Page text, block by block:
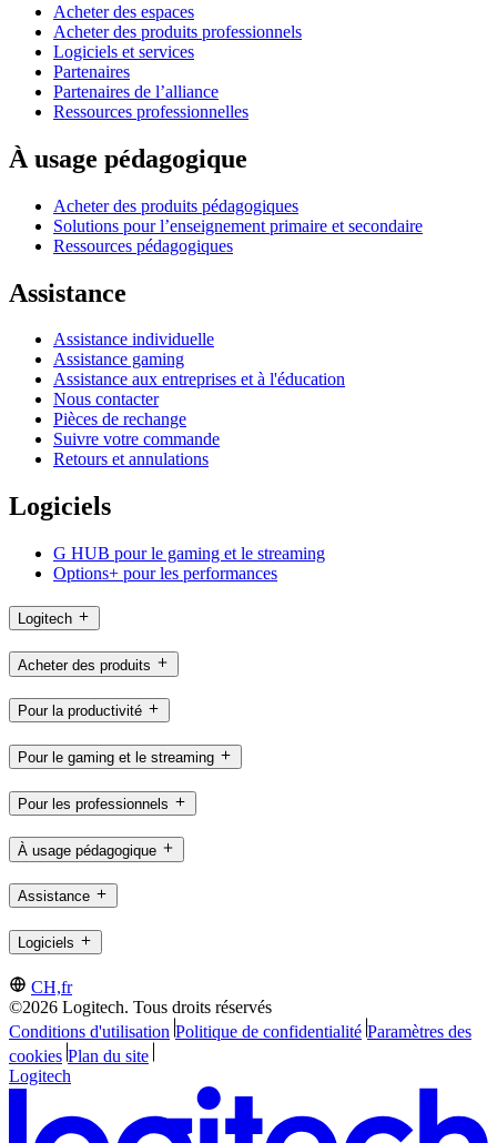
Acheter des espaces
Acheter des produits professionnels
Logiciels et services
Partenaires
Partenaires de l’alliance
Ressources professionnelles
À usage pédagogique
Acheter des produits pédagogiques
Solutions pour l’enseignement primaire et secondaire
Ressources pédagogiques
Assistance
Assistance individuelle
Assistance gaming
Assistance aux entreprises et à l'éducation
Nous contacter
Pièces de rechange
Suivre votre commande
Retours et annulations
Logiciels
G HUB pour le gaming et le streaming
Options+ pour les performances
Logitech
Acheter des produits
Pour la productivité
Pour le gaming et le streaming
Pour les professionnels
À usage pédagogique
Assistance
Logiciels
CH,fr
©2026 Logitech. Tous droits réservés
Conditions d'utilisation Politique de confidentialité Paramètres des
cookies Plan du site
Logitech